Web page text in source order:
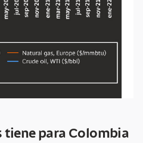
tiene para Colombia